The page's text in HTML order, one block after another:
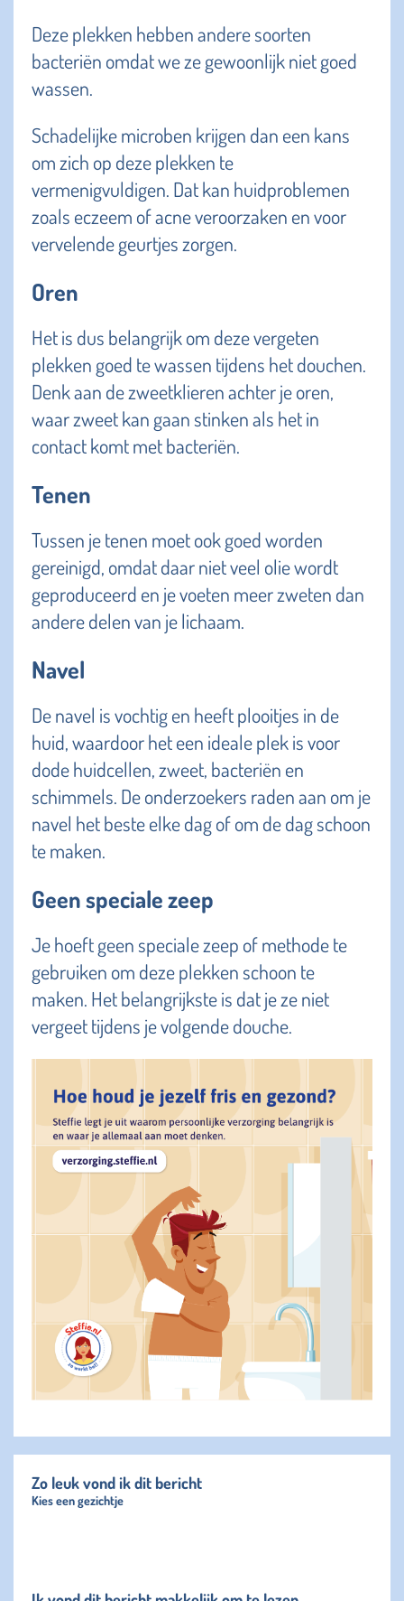
Deze plekken hebben andere soorten
bacteriën omdat we ze gewoonlijk niet goed
wassen.
Schadelijke microben krijgen dan een kans
om zich op deze plekken te
vermenigvuldigen. Dat kan huidproblemen
zoals eczeem of acne veroorzaken en voor
vervelende geurtjes zorgen.
Oren
Het is dus belangrijk om deze vergeten
plekken goed te wassen tijdens het douchen.
Denk aan de zweetklieren achter je oren,
waar zweet kan gaan stinken als het in
contact komt met bacteriën.
Tenen
Tussen je tenen moet ook goed worden
gereinigd, omdat daar niet veel olie wordt
geproduceerd en je voeten meer zweten dan
andere delen van je lichaam.
Navel
De navel is vochtig en heeft plooitjes in de
huid, waardoor het een ideale plek is voor
dode huidcellen, zweet, bacteriën en
schimmels. De onderzoekers raden aan om je
navel het beste elke dag of om de dag schoon
te maken.
Geen speciale zeep
Je hoeft geen speciale zeep of methode te
gebruiken om deze plekken schoon te
maken. Het belangrijkste is dat je ze niet
vergeet tijdens je volgende douche.
Zo leuk vond ik dit bericht
Kies een gezichtje